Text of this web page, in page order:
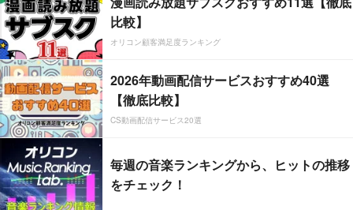
比較】
オリコン顧客満足度ランキング
2026年動画配信サービスおすすめ40選
【徹底比較】
CS動画配信サービス20選
毎週の音楽ランキングから、ヒットの推移
をチェック！